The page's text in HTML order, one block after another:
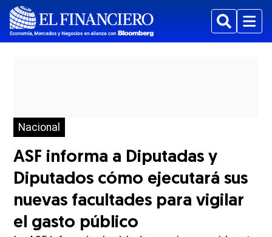
BuscarMenu
Nacional
ASF informa a Diputadas y
Diputados cómo ejecutará sus
nuevas facultades para vigilar
el gasto público